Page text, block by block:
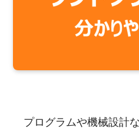
プログラムや機械設計